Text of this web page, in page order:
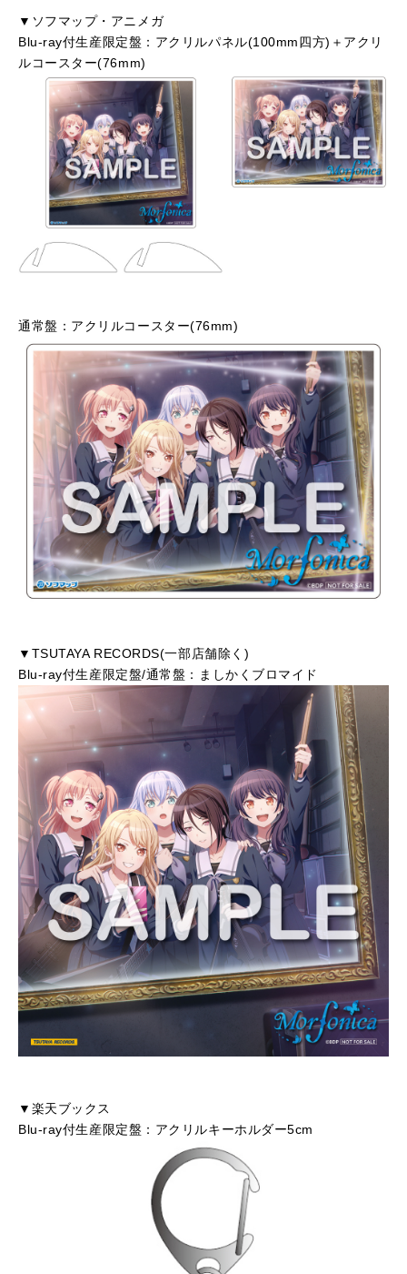
▼ソフマップ・アニメガ
Blu-ray付生産限定盤：アクリルパネル(100mm四方)＋アクリ
ルコースター(76mm)
通常盤：アクリルコースター(76mm)
▼TSUTAYA RECORDS(一部店舗除く)
Blu-ray付生産限定盤/通常盤：ましかくブロマイド
▼楽天ブックス
Blu-ray付生産限定盤：アクリルキーホルダー5cm